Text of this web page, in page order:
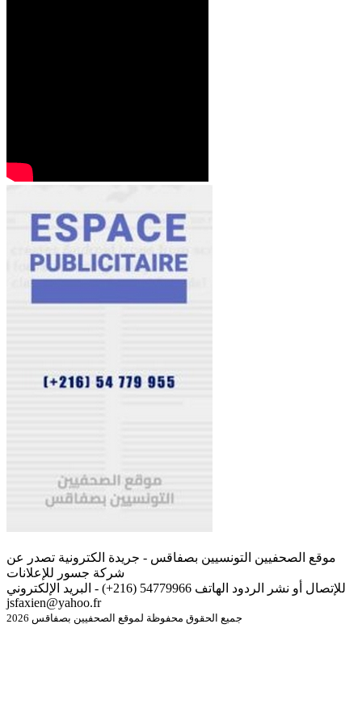
موقع الصحفيين التونسيين بصفاقس - جريدة الكترونية تصدر عن
شركة جسور للإعلانات
للإتصال أو نشر الردود الهاتف 54779966 (216+) - البريد الإلكتروني
jsfaxien@yahoo.fr
جميع الحقوق محفوظة لموقع الصحفيين بصفاقس 2026